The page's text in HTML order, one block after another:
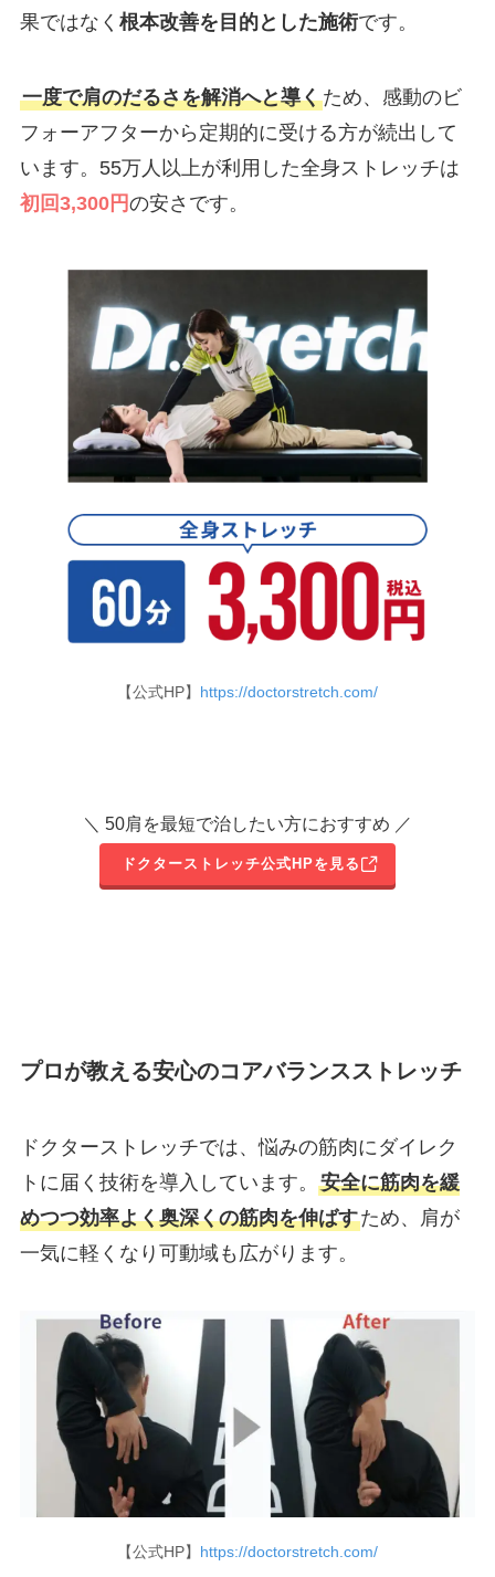
果ではなく 根本改善を目的とした施術です。
一度で肩のだるさを解消へと導くため、感動のビ
フォーアフターから定期的に受ける方が続出して
います。55万人以上が利用した全身ストレッチは
初回3,300円の安さです。
【公式HP】 https://doctorstretch.com/
＼ 50肩を最短で治したい方におすすめ ／
ドクターストレッチ公式HPを見る
プロが教える安心のコアバランスストレッチ
ドクターストレッチでは、悩みの筋肉にダイレク
トに届く技術を導入しています。 安全に筋肉を緩
めつつ効率よく奥深くの筋肉を伸ばすため、肩が
一気に軽くなり可動域も広がります。
【公式HP】 https://doctorstretch.com/